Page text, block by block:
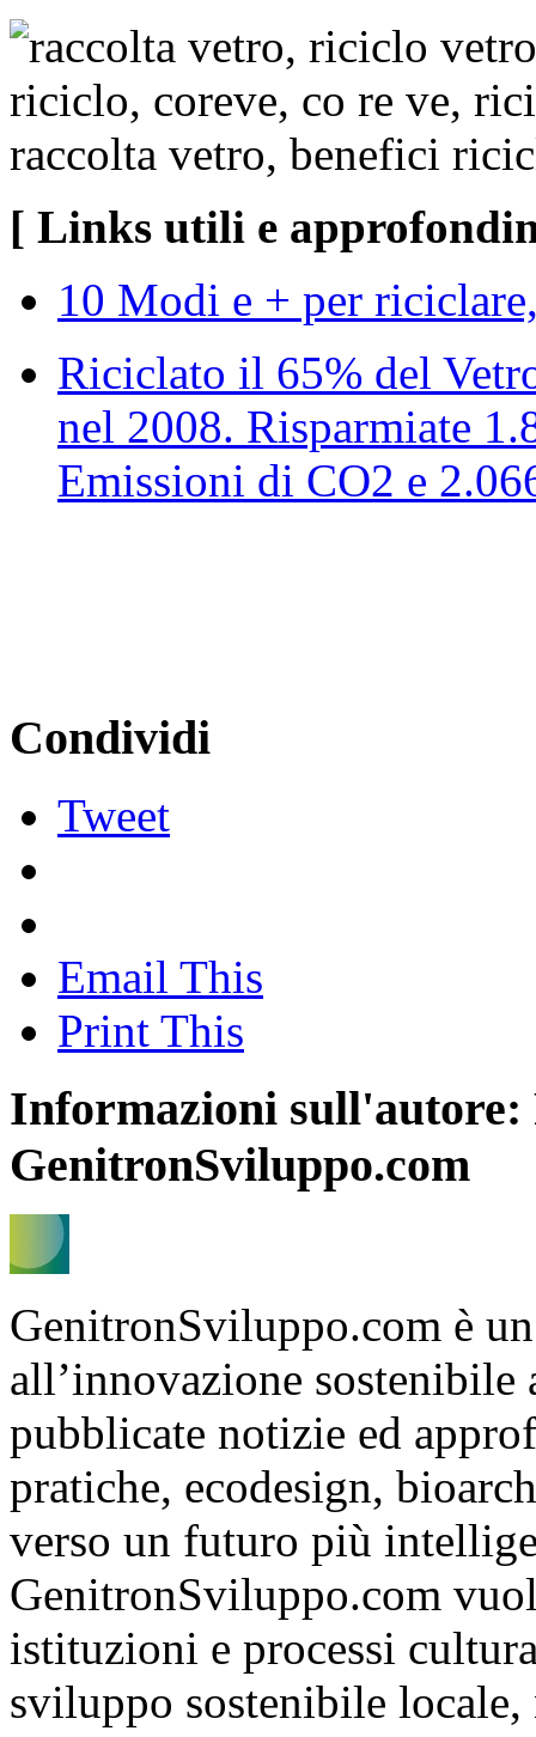
[ Links utili e
10 Modi e + per
Riciclato il 65% del
nel 2008. Risparmiate
Emissioni di CO2 e
Condividi
Tweet
Email This
Print This
Informazioni sull'autore:
GenitronSviluppo.com
GenitronSviluppo.com è
all’innovazione sostenibile
pubblicate notizie ed
pratiche, ecodesign,
verso un futuro più
GenitronSviluppo.com
istituzioni e processi
sviluppo sostenibile locale,